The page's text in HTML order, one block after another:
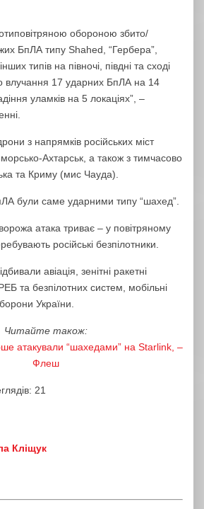
обороною збито/
БпЛА типу Shahed, “Гербера”,
типів на півночі, півдні та сході
влучання 17 ударних БпЛА на 14
уламків на 5 локаціях”, –
з напрямків російських міст
Ахтарськ, а також з тимчасово
та Криму (мис Чауда).
були саме ударними типу “шахед”.
атака триває – у повітряному
російські безпілотники.
авіація, зенітні ракетні
та безпілотних систем, мобільні
України.
Читайте також:
атакували “шахедами” на Starlink, –
Флеш
21
Кліщук